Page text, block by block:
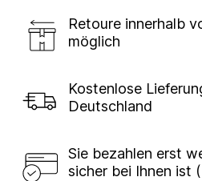
Retoure innerhalb
möglich
Kostenlose
Deutschland
Sie bezahlen erst
sicher bei Ihnen ist